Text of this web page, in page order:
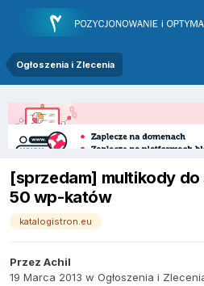
Ogłoszenia i Zlecenia
[sprzedam] multikody
50 wp-katów
katalogistron.eu
Przez Achil
19 Marca 2013 w Ogłoszenia i